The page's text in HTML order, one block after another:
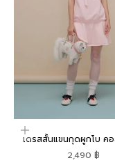
เลือกตัวเลือก
เดรสสั้นแขนกุดผูกโบ ค
Mild Moment
ราคาโปรโมชัน
2,490 ฿